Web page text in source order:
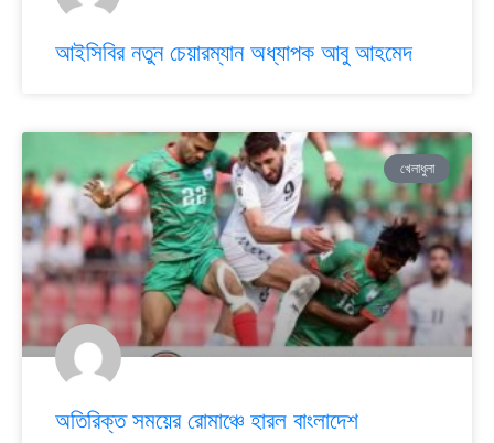
আইসিবির নতুন চেয়ারম্যান অধ্যাপক আবু আহমেদ
খেলাধুলা
অতিরিক্ত সময়ের রোমাঞ্চে হারল বাংলাদেশ